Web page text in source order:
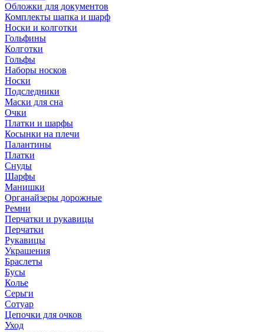
Обложки для документов
Комплекты шапка и шарф
Носки и колготки
Гольфины
Колготки
Гольфы
Наборы носков
Носки
Подследники
Маски для сна
Очки
Платки и шарфы
Косынки на плечи
Палантины
Платки
Снуды
Шарфы
Манишки
Органайзеры дорожные
Ремни
Перчатки и рукавицы
Перчатки
Рукавицы
Украшения
Браслеты
Бусы
Колье
Серьги
Сотуар
Цепочки для очков
Уход